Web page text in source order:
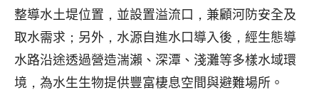
整導水土堤位置，並設置溢流口，兼顧河防安全及
取水需求；另外，水源自進水口導入後，經生態導
水路沿途透過營造湍瀨、深潭、淺灘等多樣水域環
境，為水生生物提供豐富棲息空間與避難場所。